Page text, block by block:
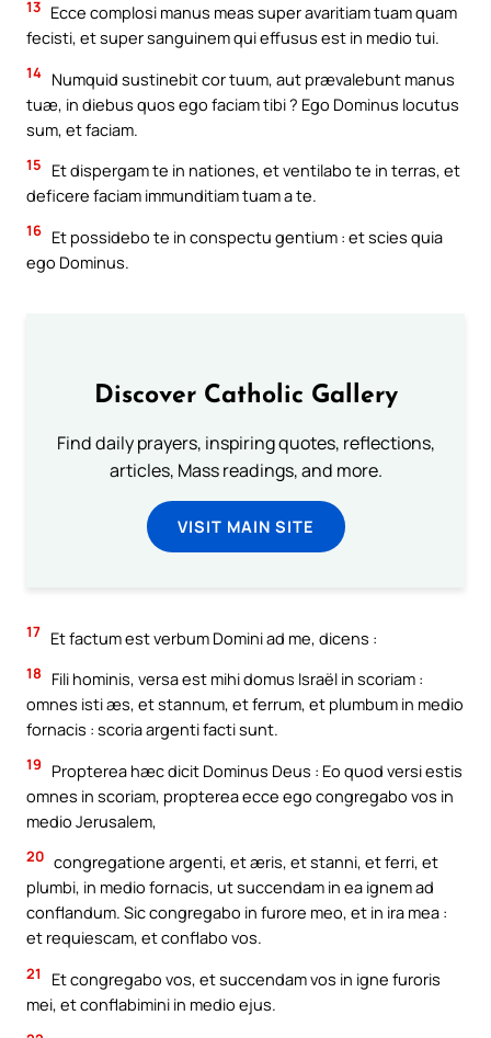
13 Ecce complosi manus meas super avaritiam tuam quam
fecisti, et super sanguinem qui effusus est in medio tui.
14 Numquid sustinebit cor tuum, aut prævalebunt manus
tuæ, in diebus quos ego faciam tibi ? Ego Dominus locutus
sum, et faciam.
15
Et dispergam te in nationes, et ventilabo te in terras, et
deficere faciam immunditiam tuam a te.
16 Et possidebo te in conspectu gentium : et scies quia
ego Dominus.
Discover Catholic Gallery
Find daily prayers, inspiring quotes, reflections,
articles, Mass readings, and more.
VISIT MAIN SITE
17 Et factum est verbum Domini ad me, dicens :
18
Fili hominis, versa est mihi domus Israël in scoriam :
omnes isti æs, et stannum, et ferrum, et plumbum in medio
fornacis : scoria argenti facti sunt.
19
Propterea hæc dicit Dominus Deus : Eo quod versi estis
omnes in scoriam, propterea ecce ego congregabo vos in
medio Jerusalem,
20 congregatione argenti, et æris, et stanni, et ferri, et
plumbi, in medio fornacis, ut succendam in ea ignem ad
conflandum. Sic congregabo in furore meo, et in ira mea :
et requiescam, et conflabo vos.
21
Et congregabo vos, et succendam vos in igne furoris
mei, et conflabimini in medio ejus.